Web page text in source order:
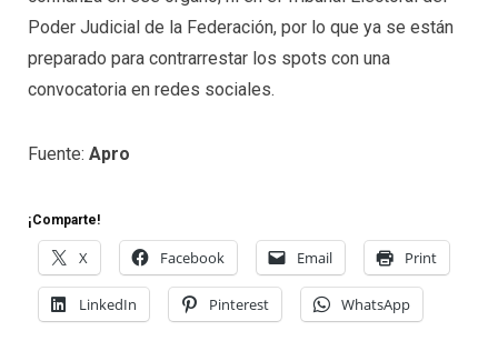
Poder Judicial de la Federación, por lo que ya se están
preparado para contrarrestar los spots con una
convocatoria en redes sociales.
Fuente: Apro
¡Comparte!
X Facebook Email Print
LinkedIn Pinterest WhatsApp